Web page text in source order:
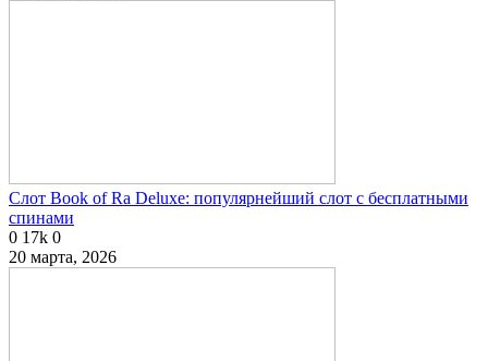
Слот Book of Ra Deluxe: популярнейший слот с бесплатными
спинами
0 17k 0
20 марта, 2026